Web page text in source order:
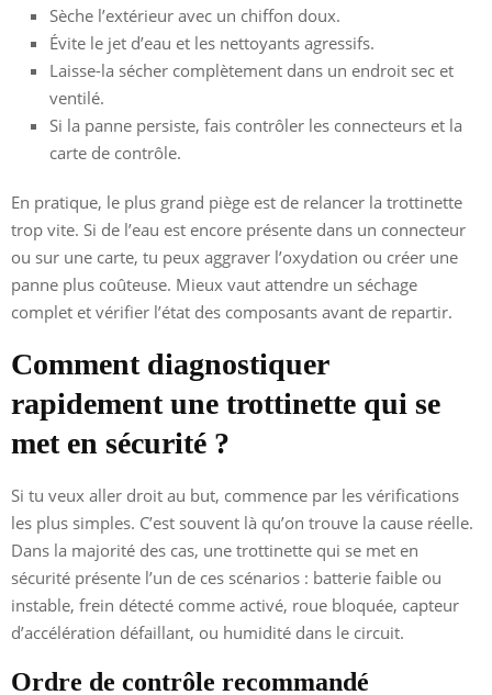
Sèche l’extérieur avec un chiffon doux.
Évite le jet d’eau et les nettoyants agressifs.
Laisse-la sécher complètement dans un endroit sec et
ventilé.
Si la panne persiste, fais contrôler les connecteurs et la
carte de contrôle.
En pratique, le plus grand piège est de relancer la trottinette
trop vite. Si de l’eau est encore présente dans un connecteur
ou sur une carte, tu peux aggraver l’oxydation ou créer une
panne plus coûteuse. Mieux vaut attendre un séchage
complet et vérifier l’état des composants avant de repartir.
Comment diagnostiquer
rapidement une trottinette qui se
met en sécurité ?
Si tu veux aller droit au but, commence par les vérifications
les plus simples. C’est souvent là qu’on trouve la cause réelle.
Dans la majorité des cas, une trottinette qui se met en
sécurité présente l’un de ces scénarios : batterie faible ou
instable, frein détecté comme activé, roue bloquée, capteur
d’accélération défaillant, ou humidité dans le circuit.
Ordre de contrôle recommandé